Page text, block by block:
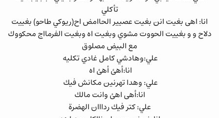
تأكلي
انا: اهى بغيت انن بغيت عصيير الحاامض اح(ريوكي طاحو) بغييت
دلاح و و بغييت الحووت مشوي وبغيت اه وبغيت الفرمااج محكووك
مع البيض مصلوق
علي:وهادشي كامل غادي تكليه
انا:أهئ أهئ اه
علي: وهدا تهرنين مكانش فيك
انا:أهى اهئ وانت مالك
علي: كتر فيك ردااان الهضرة